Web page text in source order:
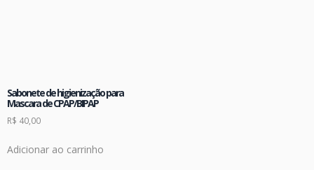
Sabonete de higienização para
Mascara de CPAP/BIPAP
R$ 40,00
Adicionar ao carrinho